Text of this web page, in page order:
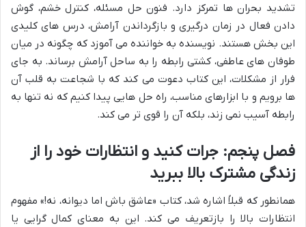
تشدید بحران ها تمرکز دارد. فنون حل مسئله، کنترل خشم، گوش
دادن فعال در زمان درگیری و بازگرداندن آرامش، درس های کلیدی
این بخش هستند. نویسنده به خواننده می آموزد که چگونه در میان
طوفان های عاطفی، کشتی رابطه را به ساحل آرامش برساند. به جای
فرار از مشکلات، این کتاب دعوت می کند که با شجاعت به قلب آن
ها برویم و با ابزارهای مناسب، راه حل هایی پیدا کنیم که نه تنها به
رابطه آسیب نمی زند، بلکه آن را قوی تر می کند.
فصل پنجم: جرات کنید و انتظارات خود را از
زندگی مشترک بالا ببرید
همانطور که قبلاً اشاره شد، کتاب «عاشق باش اما دیوانه، نه!» مفهوم
انتظارات بالا را بازتعریف می کند. این به معنای کمال گرایی یا